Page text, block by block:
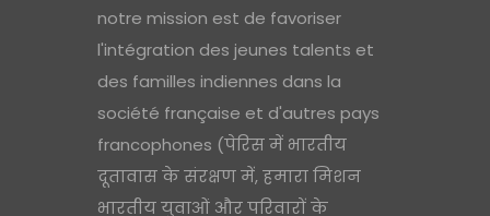
notre mission est de favoriser
l'intégration des jeunes talents et
des familles indiennes dans la
société française et d'autres pays
francophones (पेरिस में भारतीय
दूतावास के संरक्षण में, हमारा मिशन
भारतीय युवाओं और परिवारों के